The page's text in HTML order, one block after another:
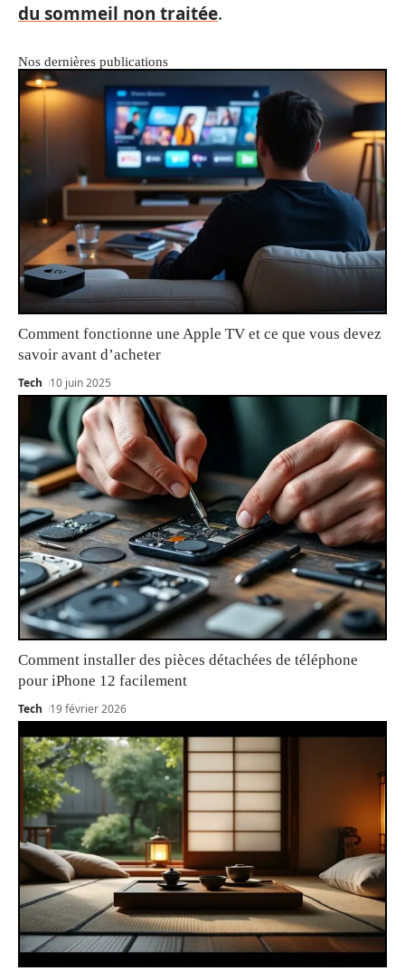
du sommeil non traitée.
Nos dernières publications
Comment fonctionne une Apple TV et ce que vous devez
savoir avant d’acheter
Tech 10 juin 2025
Comment installer des pièces détachées de téléphone
pour iPhone 12 facilement
Tech 19 février 2026